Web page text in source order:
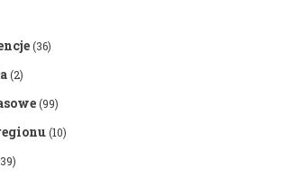
(36)
(2)
(99)
(10)